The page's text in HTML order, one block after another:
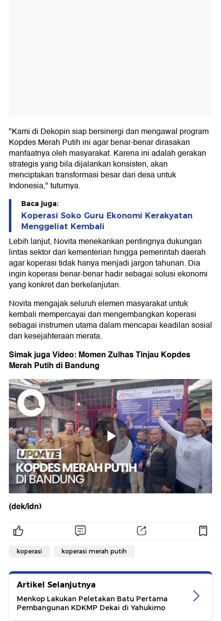
"Kami di Dekopin siap bersinergi dan mengawal program
Kopdes Merah Putih ini agar benar-benar dirasakan
manfaatnya oleh masyarakat. Karena ini adalah gerakan
strategis yang bila dijalankan konsisten, akan
menciptakan transformasi besar dari desa untuk
Indonesia," tuturnya.
Baca juga:
Koperasi Soko Guru Ekonomi Kerakyatan
Menggeliat Kembali
Lebih lanjut, Novita menekankan pentingnya dukungan
lintas sektor dari kementerian hingga pemerintah daerah
agar koperasi tidak hanya menjadi jargon tahunan. Dia
ingin koperasi benar-benar hadir sebagai solusi ekonomi
yang konkret dan berkelanjutan.
Novita mengajak seluruh elemen masyarakat untuk
kembali mempercayai dan mengembangkan koperasi
sebagai instrumen utama dalam mencapai keadilan sosial
dan kesejahteraan merata.
Simak juga Video: Momen Zulhas Tinjau Kopdes
Merah Putih di Bandung
(dek/idn)
koperasi koperasi merah putih
Artikel Selanjutnya
Menkop Lakukan Peletakan Batu Pertama
Pembangunan KDKMP Dekai di Yahukimo